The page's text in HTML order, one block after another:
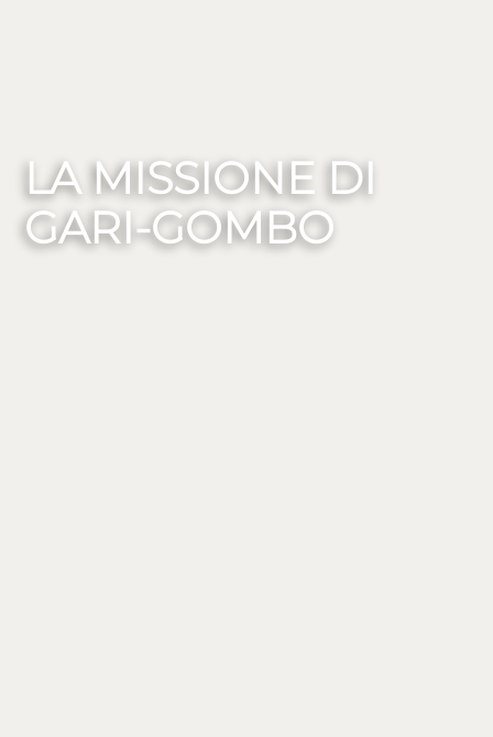
LA MISSIONE DI
GARI-GOMBO